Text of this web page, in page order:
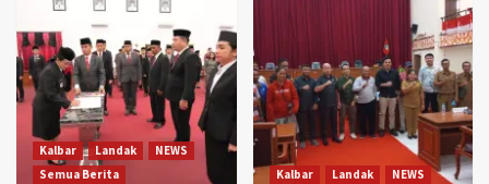
Kalbar Landak
NEWS
Semua Berita
Kalbar Landak NEWS